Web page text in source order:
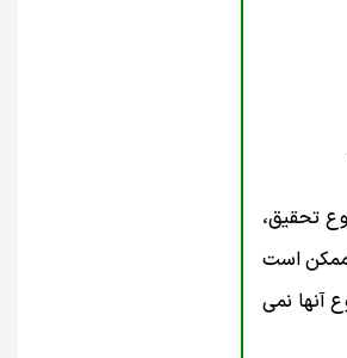
تحقیق،
ممکن است
آنها نمی